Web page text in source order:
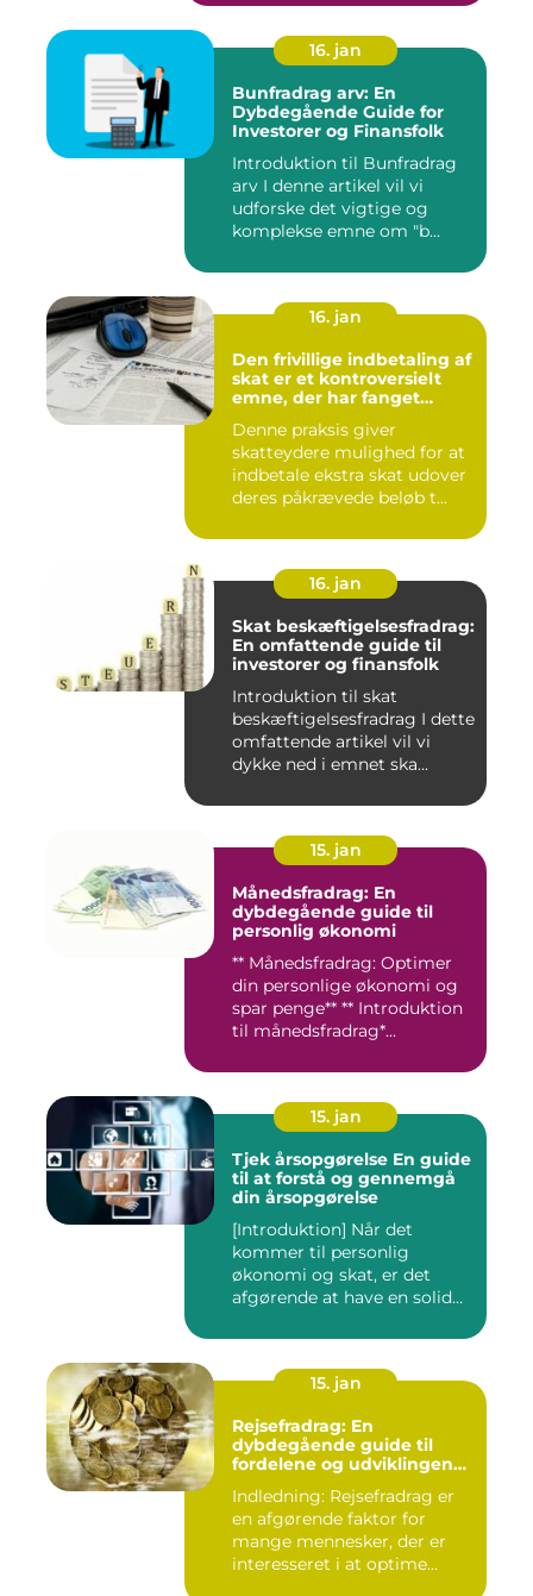
16. jan
Bunfradrag arv: En
Dybdegående Guide for
Investorer og Finansfolk
Introduktion til Bunfradrag
arv I denne artikel vil vi
udforske det vigtige og
komplekse emne om "b...
16. jan
Den frivillige indbetaling af
skat er et kontroversielt
emne, der har fanget
individer
Denne praksis giver
skatteydere mulighed for at
indbetale ekstra skat udover
deres påkrævede beløb t...
16. jan
Skat beskæftigelsesfradrag:
En omfattende guide til
investorer og finansfolk
Introduktion til skat
beskæftigelsesfradrag I dette
omfattende artikel vil vi
dykke ned i emnet ska...
15. jan
Månedsfradrag: En
dybdegående guide til
personlig økonomi
** Månedsfradrag: Optimer
din personlige økonomi og
spar penge** ** Introduktion
til månedsfradrag*...
15. jan
Tjek årsopgørelse En guide
til at forstå og gennemgå
din årsopgørelse
[Introduktion] Når det
kommer til personlig
økonomi og skat, er det
afgørende at have en solid
15. jan
Rejsefradrag: En
dybdegående guide til
fordelene og udviklingen
Indledning: Rejsefradrag er
en afgørende faktor for
mange mennesker, der er
interesseret i at optime...